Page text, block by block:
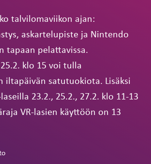
talvilomaviikon ajan:
askartelupiste ja Nintendo
tapaan pelattavissa.
klo 15 voi tulla
iltapäivän satutuokiota. Lisäksi
23.2., 25.2., 27.2. klo 11-13
VR-lasien käyttöön on 13